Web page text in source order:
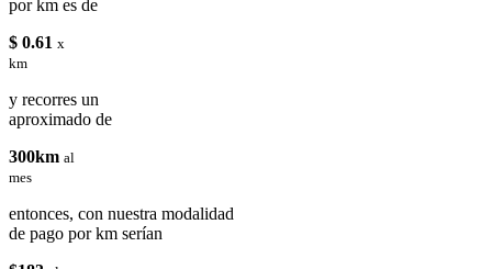
por km es de
$ 0.61 x
km
y recorres un
aproximado de
300km al
mes
entonces, con nuestra modalidad
de pago por km serían